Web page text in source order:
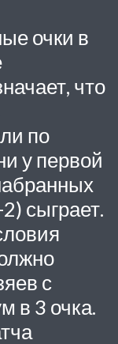
очки в
что
по
у первой
сыграет.
с
в 3 очка.